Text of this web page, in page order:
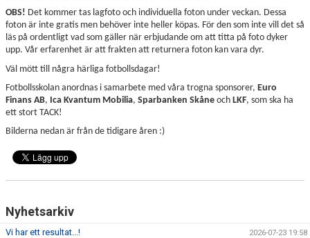
OBS! Det kommer tas lagfoto och individuella foton under veckan. Dessa
foton är inte gratis men behöver inte heller köpas. För den som inte vill det så
läs på ordentligt vad som gäller när erbjudande om att titta på foto dyker
upp. Vår erfarenhet är att frakten att returnera foton kan vara dyr.
Väl mött till några härliga fotbollsdagar!
Fotbollsskolan anordnas i samarbete med våra trogna sponsorer, Euro
Finans AB, Ica Kvantum Mobilia, Sparbanken Skåne och LKF, som ska ha
ett stort TACK!
Bilderna nedan är från de tidigare åren :)
Nyhetsarkiv
Vi har ett resultat...! 2026-07-23 19:58